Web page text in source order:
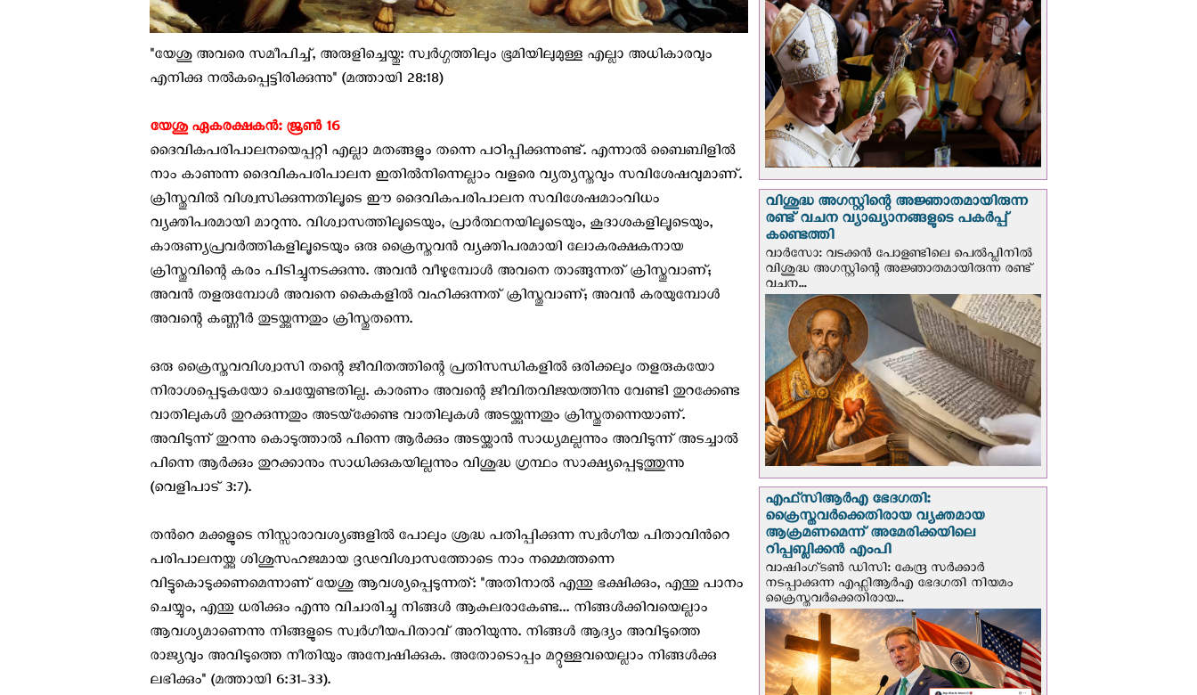
"യേശു അവരെ സമീപിച്ച്, അരുളിച്ചെയ്തു: സ്വർഗ്ഗത്തിലും ഭൂമിയിലുമുള്ള എല്ലാ അധികാരവും
എനിക്കു നൽകപ്പെട്ടിരിക്കുന്നു" (മത്തായി 28:18)
യേശു ഏകരക്ഷകൻ: ജൂൺ 16
ദൈവികപരിപാലനയെപ്പറ്റി എല്ലാ മതങ്ങളും തന്നെ പഠിപ്പിക്കുന്നുണ്ട്. എന്നാൽ ബൈബിളിൽ
നാം കാണുന്ന ദൈവികപരിപാലന ഇതിൽനിന്നെല്ലാം വളരെ വ്യത്യസ്തവും സവിശേഷവുമാണ്.
ക്രിസ്തുവിൽ വിശ്വസിക്കുന്നതിലൂടെ ഈ ദൈവികപരിപാലന സവിശേഷമാംവിധം
വ്യക്തിപരമായി മാറുന്നു. വിശ്വാസത്തിലൂടെയും, പ്രാർത്ഥനയിലൂടെയും, കൂദാശകളിലൂടെയും,
കാരുണ്യപ്രവർത്തികളിലൂടെയും ഒരു ക്രൈസ്തവൻ വ്യക്തിപരമായി ലോകരക്ഷകനായ
ക്രിസ്തുവിന്റെ കരം പിടിച്ചുനടക്കുന്നു. അവൻ വീഴുമ്പോൾ അവനെ താങ്ങുന്നത് ക്രിസ്തുവാണ്;
അവൻ തളരുമ്പോൾ അവനെ കൈകളിൽ വഹിക്കുന്നത് ക്രിസ്തുവാണ്; അവൻ കരയുമ്പോൾ
അവന്റെ കണ്ണീർ തുടയ്ക്കുന്നതും ക്രിസ്തുതന്നെ.
ഒരു ക്രൈസ്തവവിശ്വാസി തന്റെ ജീവിതത്തിന്റെ പ്രതിസന്ധികളിൽ ഒരിക്കലും തളരുകയോ
നിരാശപ്പെടുകയോ ചെയ്യേണ്ടതില്ല. കാരണം അവന്റെ ജീവിതവിജയത്തിനു വേണ്ടി തുറക്കേണ്ട
വാതിലുകൾ തുറക്കുന്നതും അടയ്‌ക്കേണ്ട വാതിലുകൾ അടയ്ക്കുന്നതും ക്രിസ്തുതന്നെയാണ്.
അവിടുന്ന് തുറന്നു കൊടുത്താൽ പിന്നെ ആർക്കും അടയ്ക്കാൻ സാധ്യമല്ലന്നും അവിടുന്ന് അടച്ചാൽ
പിന്നെ ആർക്കും തുറക്കാനും സാധിക്കുകയില്ലന്നും വിശുദ്ധ ഗ്രന്ഥം സാക്ഷ്യപ്പെടുത്തുന്നു
(വെളിപാട് 3:7).
തന്‍റെ മക്കളുടെ നിസ്സാരാവശ്യങ്ങളില്‍ പോലും ശ്രദ്ധ പതിപ്പിക്കുന്ന സ്വര്‍ഗീയ പിതാവിന്‍റെ
പരിപാലനയ്ക്കു ശിശുസഹജമായ ദൃഢവിശ്വാസത്തോടെ നാം നമ്മെത്തന്നെ
വിട്ടുകൊടുക്കണമെന്നാണ് യേശു ആവശ്യപ്പെടുന്നത്: "അതിനാല്‍ എന്തു ഭക്ഷിക്കും, എന്തു പാനം
ചെയ്യും, എന്തു ധരിക്കും എന്നു വിചാരിച്ചു നിങ്ങള്‍ ആകുലരാകേണ്ട... നിങ്ങള്‍ക്കിവയെല്ലാം
ആവശ്യമാണെന്നു നിങ്ങളുടെ സ്വര്‍ഗീയപിതാവ് അറിയുന്നു. നിങ്ങള്‍ ആദ്യം അവിടുത്തെ
രാജ്യവും അവിടുത്തെ നീതിയും അന്വേഷിക്കുക. അതോടൊപ്പം മറ്റുള്ളവയെല്ലാം നിങ്ങള്‍ക്കു
ലഭിക്കും" (മത്തായി 6:31-33).
വിശുദ്ധ അഗസ്റ്റിന്റെ അജ്ഞാതമായിരുന്ന
രണ്ട് വചന വ്യാഖ്യാനങ്ങളുടെ പകര്‍പ്പ്
കണ്ടെത്തി
വാര്‍സോ: വടക്കൻ പോളണ്ടിലെ പെൽപ്ലിനില്‍
വിശുദ്ധ അഗസ്റ്റിന്റെ അജ്ഞാതമായിരുന്ന രണ്ട്
വചന...
എഫ്‌സി‌ആര്‍‌എ ഭേദഗതി:
ക്രൈസ്തവർക്കെതിരായ വ്യക്തമായ
ആക്രമണമെന്ന് അമേരിക്കയിലെ
റിപ്പബ്ലിക്കൻ എംപി
വാഷിംഗ്ടണ്‍ ഡി‌സി: കേന്ദ്ര സർക്കാർ
നടപ്പാക്കുന്ന എഫ്സിആർഎ ഭേദഗതി നിയമം
ക്രൈസ്തവർക്കെതിരായ...